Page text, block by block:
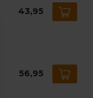
43,95
56,95